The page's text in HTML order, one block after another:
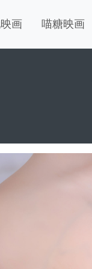
画 喵糖映画